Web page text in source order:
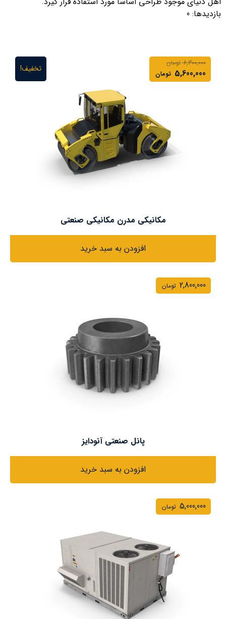
بازدیدها: 0
6,300,000 تومان
5,600,000 تومان تخفیف!
مکانیکی مدرن مکانیکی صنعتی
افزودن به سبد خرید
2,800,000 تومان
پانل صنعتی آنودایز
افزودن به سبد خرید
5,000,000 تومان